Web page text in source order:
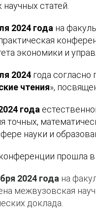
научных статей.
2024 года на
экономики и
2024 года
чтения»,
года
точных,
науки и
прошла
2024 года на
межвузовская
доклада.